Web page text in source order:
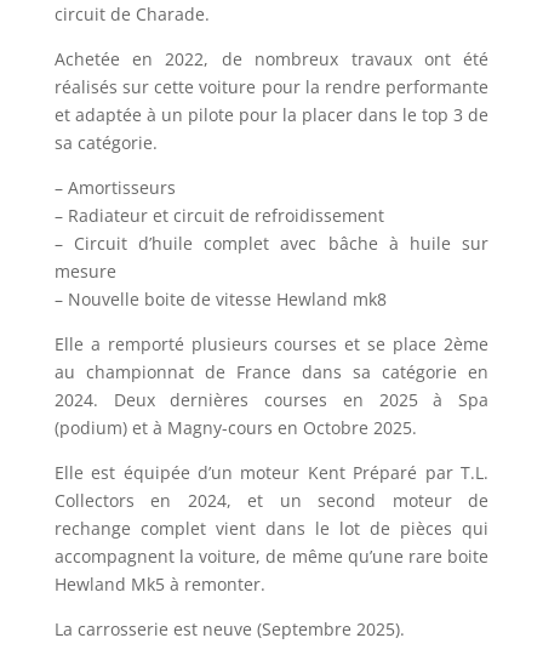
circuit de Charade.
Achetée en 2022, de nombreux travaux ont été
réalisés sur cette voiture pour la rendre performante
et adaptée à un pilote pour la placer dans le top 3 de
sa catégorie.
– Amortisseurs
– Radiateur et circuit de refroidissement
– Circuit d’huile complet avec bâche à huile sur
mesure
– Nouvelle boite de vitesse Hewland mk8
Elle a remporté plusieurs courses et se place 2ème
au championnat de France dans sa catégorie en
2024. Deux dernières courses en 2025 à Spa
(podium) et à Magny-cours en Octobre 2025.
Elle est équipée d’un moteur Kent Préparé par T.L.
Collectors en 2024, et un second moteur de
rechange complet vient dans le lot de pièces qui
accompagnent la voiture, de même qu’une rare boite
Hewland Mk5 à remonter.
La carrosserie est neuve (Septembre 2025).